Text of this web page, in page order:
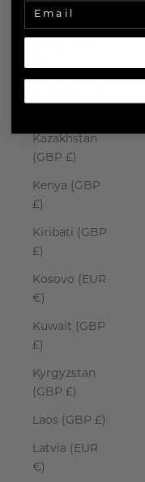
Japan (JPY ¥)
Kazakhstan
(GBP £)
Kenya (GBP
£)
Kiribati (GBP
£)
Kosovo (EUR
€)
Kuwait (GBP
£)
Kyrgyzstan
(GBP £)
Laos (GBP £)
Latvia (EUR
€)